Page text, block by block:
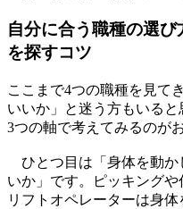
自分に合う職種の選
を探すコツ
ここまで4つの職種を見て
いいか」と迷う方もいる
3つの軸で考えてみるのが
ひとつ目は「身体を動か
いか」です。ピッキング
リフトオペレーターは身